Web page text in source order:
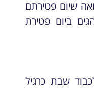
שיום פטירתם
ביום פטירת
שבת כרגיל